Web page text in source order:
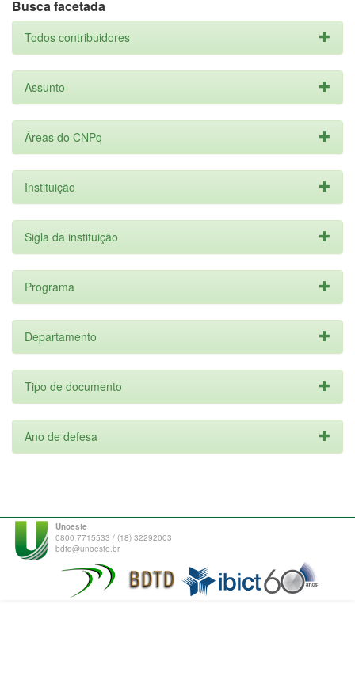
Busca facetada
Todos contribuidores
Assunto
Áreas do CNPq
Instituição
Sigla da instituição
Programa
Departamento
Tipo de documento
Ano de defesa
Unoeste
0800 7715533 / (18) 32292003
bdtd@unoeste.br